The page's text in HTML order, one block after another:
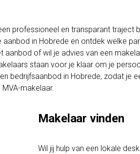
professioneel en transparant traject
in Hobrede en ontdek welke
of wil je advies van een
staan voor je klaar om je
bedrijfsaanbod in Hobrede, zodat je
makelaar.
Makelaar vinden
Wil jij hulp van een lokale